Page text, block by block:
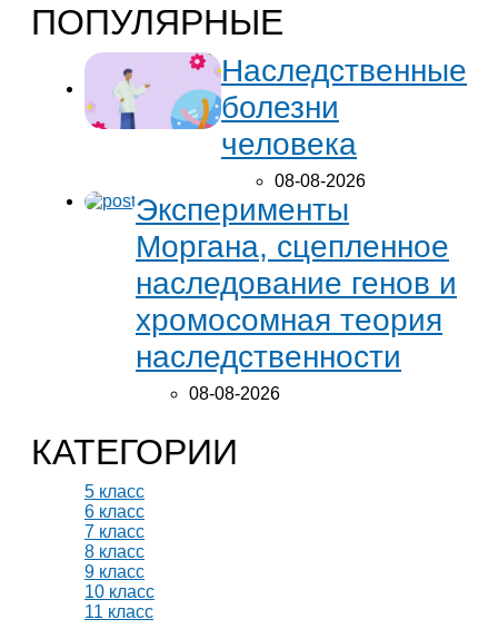
ПОПУЛЯРНЫЕ
Наследственные
болезни
человека
08-08-2026
Эксперименты
Моргана, сцепленное
наследование генов и
хромосомная теория
наследственности
08-08-2026
КАТЕГОРИИ
5 класс
6 класс
7 класс
8 класс
9 класс
10 класс
11 класс